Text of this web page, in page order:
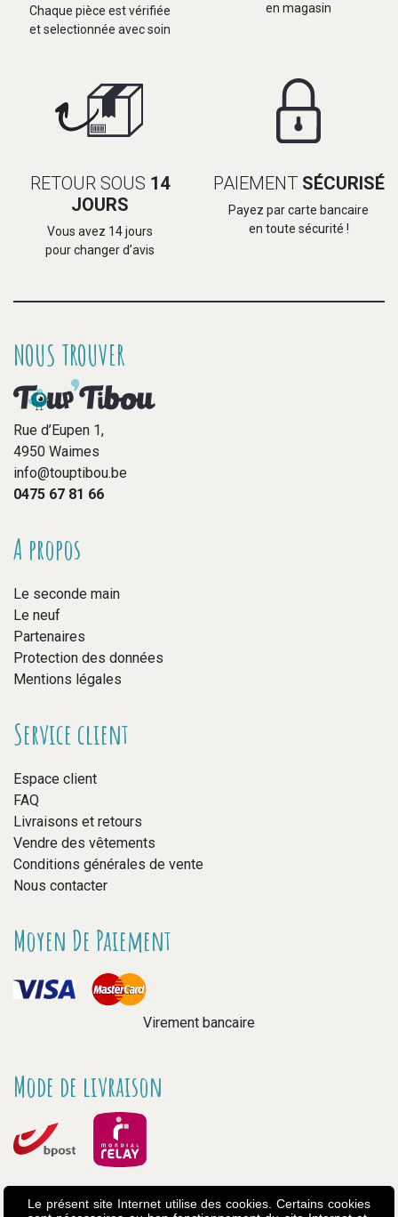
Chaque pièce est vérifiée
et selectionnée avec soin
en magasin
RETOUR SOUS 14
JOURS
Vous avez 14 jours
pour changer d’avis
PAIEMENT SÉCURISÉ
Payez par carte bancaire
en toute sécurité !
NOUS TROUVER
Rue d’Eupen 1,
4950 Waimes
info@touptibou.be
0475 67 81 66
A propos
Le seconde main
Le neuf
Partenaires
Protection des données
Mentions légales
Service client
Espace client
FAQ
Livraisons et retours
Vendre des vêtements
Conditions générales de vente
Nous contacter
Moyen De Paiement
Virement bancaire
Mode de livraison
Le présent site Internet utilise des cookies. Certains cookies